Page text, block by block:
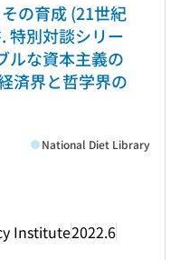
の育成 (21世紀
特別対談シリー
ルな資本主義の
済界と哲学界の
Institute2022.6
National Diet Library